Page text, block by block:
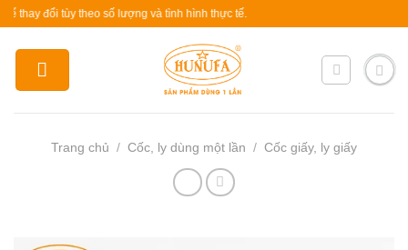
Skip
content
tùy theo số lượng và tình hình thực tế.
Trang chủ / Cốc, ly dùng một lần / Cốc giấy, ly giấy